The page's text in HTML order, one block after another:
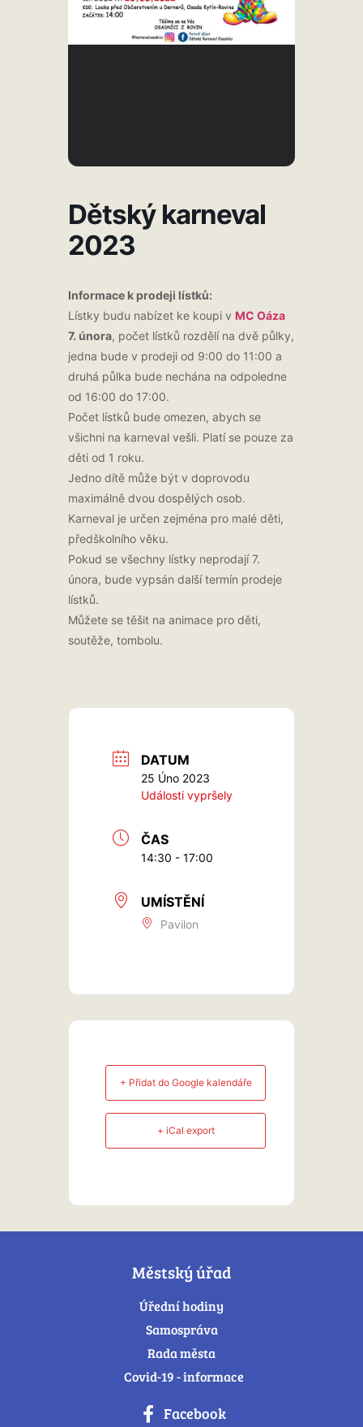
Dětský karneval
2023
Informace k prodeji lístků:
Lístky budu nabízet ke koupi v MC Oáza
7. února, počet lístků rozdělí na dvě půlky,
jedna bude v prodeji od 9:00 do 11:00 a
druhá půlka bude nechána na odpoledne
od 16:00 do 17:00.
Počet lístků bude omezen, abych se
všichni na karneval vešli. Platí se pouze za
děti od 1 roku.
Jedno dítě může být v doprovodu
maximálně dvou dospělých osob.
Karneval je určen zejména pro malé děti,
předškolního věku.
Pokud se všechny lístky neprodají 7.
února, bude vypsán další termín prodeje
lístků.
Můžete se těšit na animace pro děti,
soutěže, tombolu.
DATUM
25 Úno 2023
Události vypršely
ČAS
14:30 - 17:00
UMÍSTĚNÍ
Pavilon
+ Přidat do Google kalendáře
+ iCal export
Městský úřad
Úřední hodiny
Samospráva
Rada města
Covid-19 - informace
Facebook